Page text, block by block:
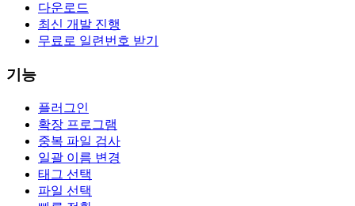
다운로드
최신 개발 진행
무료로 일련번호 받기
기능
플러그인
확장 프로그램
중복 파일 검사
일괄 이름 변경
태그 선택
파일 선택